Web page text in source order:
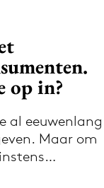
Adformatie
op in?
al eeuwenlang
Maar om